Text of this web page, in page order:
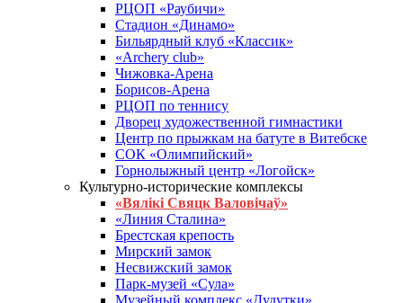
РЦОП «Раубичи»
Стадион «Динамо»
Бильярдный клуб «Классик»
«Archery club»
Чижовка-Арена
Борисов-Арена
РЦОП по теннису
Дворец художественной гимнастики
Центр по прыжкам на батуте в Витебске
СОК «Олимпийский»
Горнолыжный центр «Логойск»
Культурно-исторические комплексы
«Вялікі Свяцк Валовічаў»
«Линия Сталина»
Брестская крепость
Мирский замок
Несвижский замок
Парк-музей «Сула»
Музейный комплекс «Дудутки»